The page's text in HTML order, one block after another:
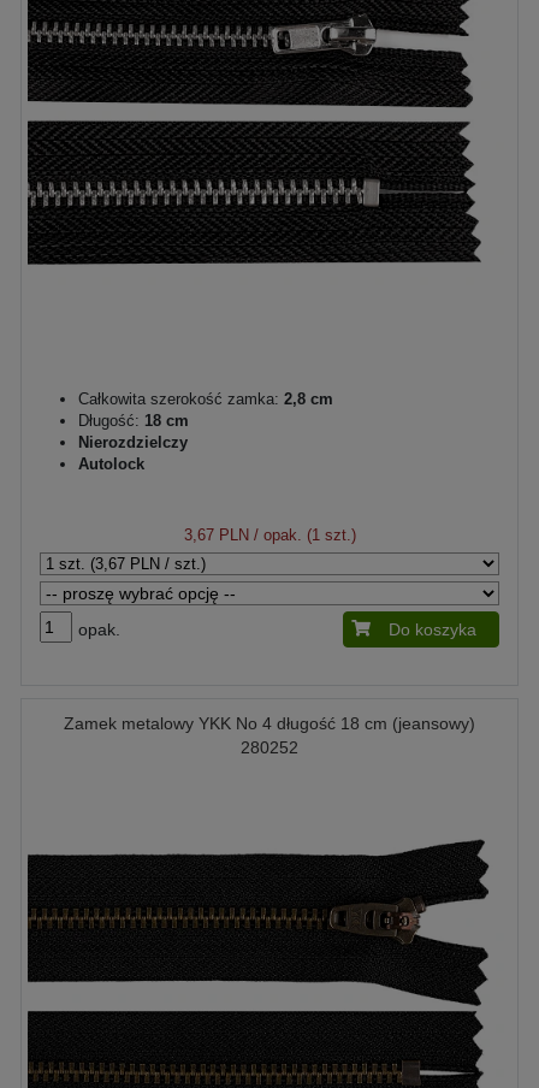
Całkowita szerokość zamka: 2,8 cm
Długość: 18 cm
Nierozdzielczy
Autolock
3,67 PLN / opak. (1 szt.)
opak. Do koszyka
Zamek metalowy YKK No 4 długość 18 cm (jeansowy)
280252